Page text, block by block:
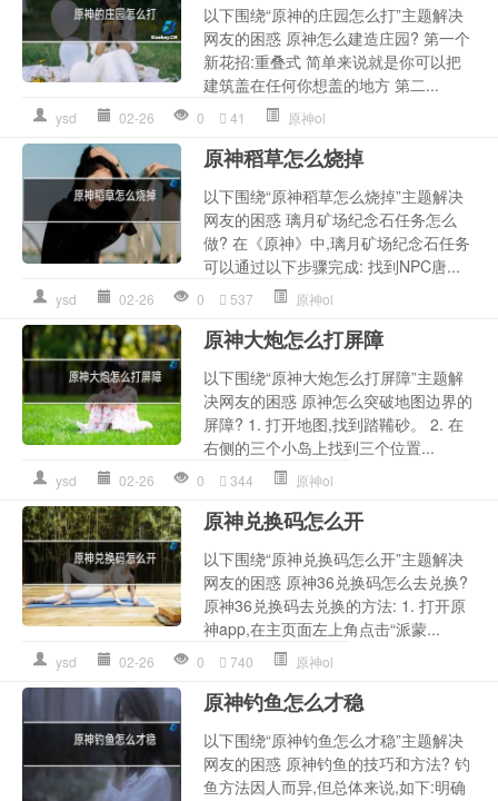
以下围绕“原神的庄园怎么打”主题解决
网友的困惑 原神怎么建造庄园? 第一个
新花招:重叠式 简单来说就是你可以把
建筑盖在任何你想盖的地方 第二...
ysd 02-26 0 41 原神ol
原神稻草怎么烧掉
以下围绕“原神稻草怎么烧掉”主题解决
网友的困惑 璃月矿场纪念石任务怎么
做? 在《原神》中,璃月矿场纪念石任务
可以通过以下步骤完成: 找到NPC唐...
ysd 02-26 0 537 原神ol
原神大炮怎么打屏障
以下围绕“原神大炮怎么打屏障”主题解
决网友的困惑 原神怎么突破地图边界的
屏障? 1. 打开地图,找到踏鞴砂。 2. 在
右侧的三个小岛上找到三个位置...
ysd 02-26 0 344 原神ol
原神兑换码怎么开
以下围绕“原神兑换码怎么开”主题解决
网友的困惑 原神36兑换码怎么去兑换?
原神36兑换码去兑换的方法: 1. 打开原
神app,在主页面左上角点击“派蒙...
ysd 02-26 0 740 原神ol
原神钓鱼怎么才稳
以下围绕“原神钓鱼怎么才稳”主题解决
网友的困惑 原神钓鱼的技巧和方法? 钓
鱼方法因人而异,但总体来说,如下:明确